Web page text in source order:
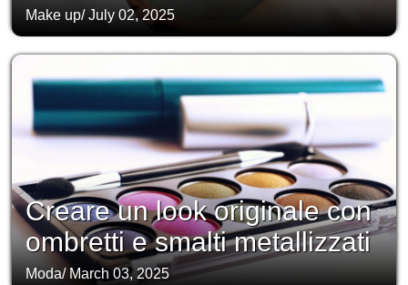
Make up/July 02, 2025
Creare un look originale con
ombretti e smalti metallizzati
Moda/ March 03, 2025